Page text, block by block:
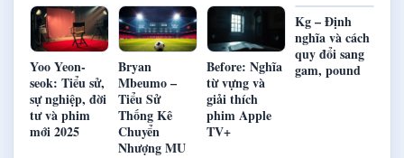
Yoo Yeon-
seok: Tiểu sử,
sự nghiệp, đời
tư và phim
mới 2025
Bryan
Mbeumo –
Tiểu Sử
Thống Kê
Chuyển
Nhượng MU
Before: Nghĩa
từ vựng và
giải thích
phim Apple
TV+
Kg – Định
nghĩa và cách
quy đổi sang
gam, pound